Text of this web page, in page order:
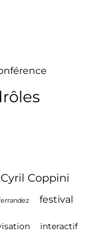
Cyril Coppini
festival
interactif